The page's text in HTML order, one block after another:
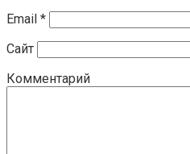
Email *
Сайт
Комментарий